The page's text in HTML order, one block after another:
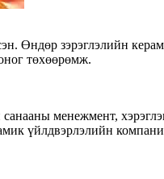
Өндөр зэрэглэлийн
төхөөрөмж.
менежмент,
үйлдвэрлэлийн